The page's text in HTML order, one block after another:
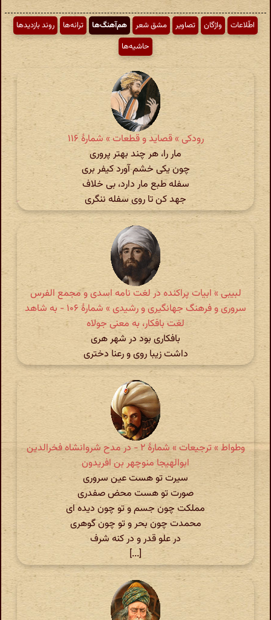
اطّلاعات واژگان تصاویر مشق شعر هم‌آهنگ‌ها ترانه‌ها
روند بازدیدها
حاشیه‌ها
رودکی » قصاید و قطعات » شمارهٔ ۱۱۶
مار را، هر چند بهتر پروری
چون یکی خشم آورد کیفر بری
سفله طبع مار دارد، بی خلاف
جهد کن تا روی سفله ننگری
لبیبی » ابیات پراکنده در لغت نامه اسدی و مجمع الفرس
سروری و فرهنگ جهانگیری و رشیدی » شمارهٔ ۱۰۶ - به شاهد
لغت بافکار، به معنی جولاه
بافکاری بود در شهر هری
داشت زیبا روی و رعنا دختری
وطواط » ترجیعات » شمارهٔ ۲ - در مدح شروانشاه فخرالدین
ابوالهیجا منوچهر بن افریدون
سیرت تو هست عین سروری
صورت تو هست محض صفدری
مملکت چون جسم و تو چون دیده ای
محمدت چون بحر و تو چون گوهری
در علو قدر و در کنه شرف
[...]